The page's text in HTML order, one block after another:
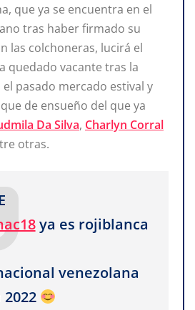
que ya se encuentra en el
tras haber firmado su
las colchoneras, lucirá el
quedado vacante tras la
el pasado mercado estival y
de ensueño del que ya
Da Silva, Charlyn Corral
otras.
ya es rojiblanca
venezolana